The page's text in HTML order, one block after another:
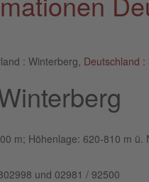
: Winterberg, Deutschland :
m; Höhenlage: 620-810 m
und 02981 / 92500